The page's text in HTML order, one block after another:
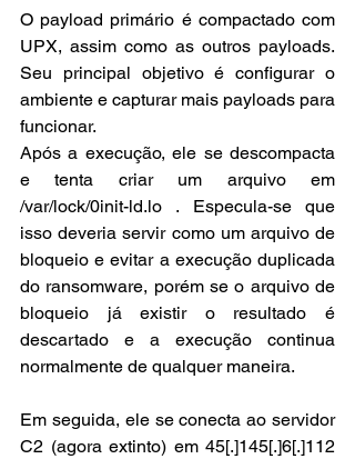
O payload primário é compactado com
UPX, assim como as outros payloads.
Seu principal objetivo é configurar o
ambiente e capturar mais payloads para
funcionar.
Após a execução, ele se descompacta
e tenta criar um arquivo em
/var/lock/0init-ld.lo . Especula-se que
isso deveria servir como um arquivo de
bloqueio e evitar a execução duplicada
do ransomware, porém se o arquivo de
bloqueio já existir o resultado é
descartado e a execução continua
normalmente de qualquer maneira.
Em seguida, ele se conecta ao servidor
C2 (agora extinto) em 45[.]145[.]6[.]112